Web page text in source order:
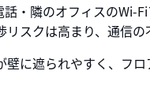
・隣のオフィスのWi-
スクは高まり、通信の
に遮られやすく、フ